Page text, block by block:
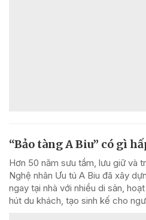
“Bảo tàng A Biu” có gì
Hơn 50 năm sưu tầm, lưu giữ và
Nghệ nhân Ưu tú A Biu đã xây
ngay tại nhà với nhiều di sản,
hút du khách, tạo sinh kế cho